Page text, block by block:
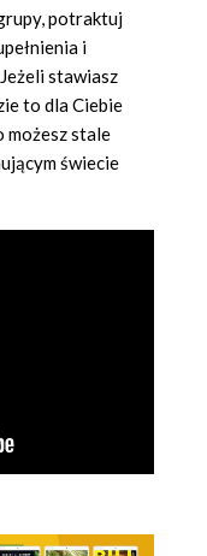
potraktuj
i
stawiasz
to dla Ciebie
możesz stale
świecie